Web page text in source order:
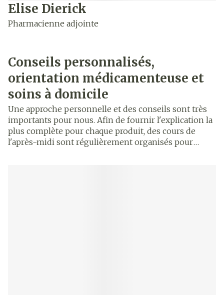
Elise Dierick
Pharmacienne adjointe
Conseils personnalisés,
orientation médicamenteuse et
soins à domicile
Une approche personnelle et des conseils sont très
importants pour nous. Afin de fournir l'explication la
plus complète pour chaque produit, des cours de
l'après-midi sont régulièrement organisés pour